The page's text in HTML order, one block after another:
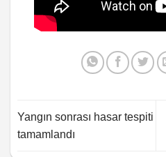
Yangın sonrası hasar tespiti
tamamlandı